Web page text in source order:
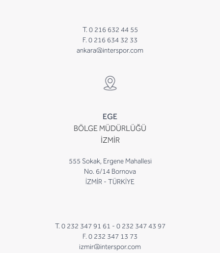
T. 0 216 632 44 55
F. 0 216 634 32 33
ankara@interspor.com
EGE
BÖLGE MÜDÜRLÜĞÜ
İZMİR
555 Sokak, Ergene Mahallesi
No. 6/14 Bornova
İZMİR - TÜRKİYE
T. 0 232 347 91 61 - 0 232 347 43 97
F. 0 232 347 13 73
izmir@interspor.com